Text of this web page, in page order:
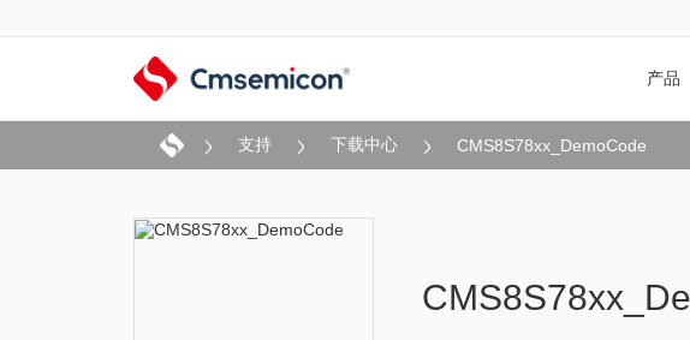
产品
支持 下载中心 CMS8S78xx_DemoCode